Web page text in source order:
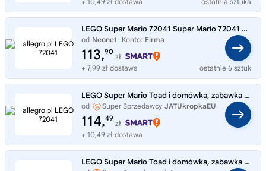
LEGO Super Mario 72041 Super Mario 72041 Toad i jego przyjęcie domowe
od Neonet Konto: Firma
113,90
zł
+ 7,99 zł dostawa
ostatnie 6 sztuk
LEGO Super Mario Toad i domówka, zabawka konstrukcyjna 72041
od Super Sprzedawcy JATUkropkaEU
114,49
zł
+ 10,49 zł dostawa
LEGO Super Mario Toad i domówka, zabawka konstrukcyjna 72041